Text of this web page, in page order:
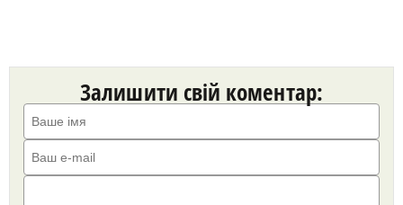
Залишити свій коментар: